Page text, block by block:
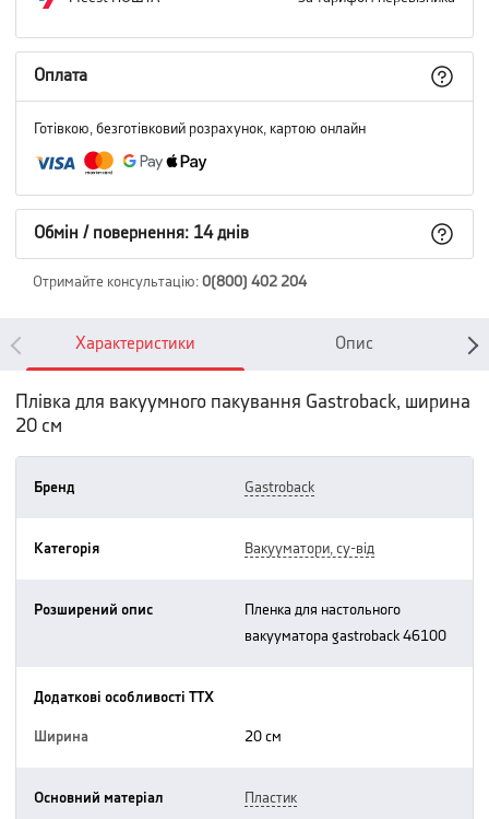
Оплата
Готівкою, безготівковий розрахунок, картою онлайн
Обмін / повернення: 14 днів
Отримайте консультацію: 0(800) 402 204
Характеристики Опис
Плівка для вакуумного пакування Gastroback, ширина
20 см
Бренд gastroback
Категорія вакууматори, су-від
Розширений опис
вакууматора gastroback 46100
Додаткові особливості ТТХ
Ширина 20 см
Основний матеріал пластик